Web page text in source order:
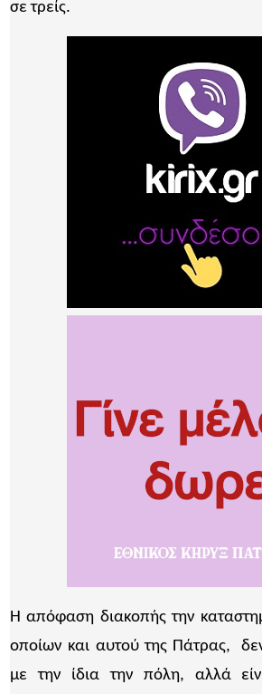
σε τρείς.
Η απόφαση διακοπής την
οποίων και αυτού της Πάτρας,
με την ίδια την πόλη, αλλά